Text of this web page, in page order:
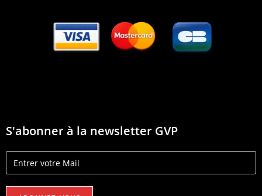
S'abonner à la newsletter GVP